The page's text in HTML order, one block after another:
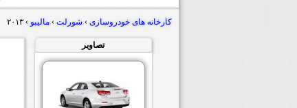
تصاویر
کارخانه های خودروسازی › شورلت › مالیبو › ۲۰۱۳